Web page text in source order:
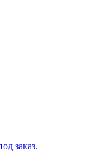
заказ.